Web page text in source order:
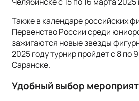
Также в календаре российских
Первенство России среди
зажигаются новые звезды
2025 году турнир пройдет с 8 по
Саранске.
Удобный выбор